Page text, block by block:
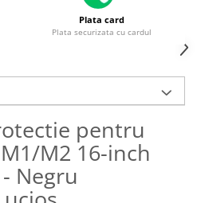
Plata card
Plata securizata cu cardul
pentru
M2 16-inch
Negru